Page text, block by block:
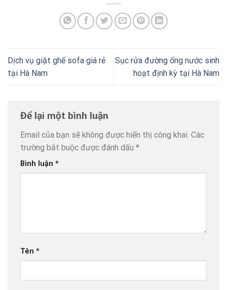
Dịch vụ giặt ghế sofa giá rẻ
tại Hà Nam
Sục rửa đường ống nước sinh
hoạt định kỳ tại Hà Nam
Để lại một bình luận
Email của bạn sẽ không được hiển thị công khai. Các
trường bắt buộc được đánh dấu *
Bình luận *
Tên *